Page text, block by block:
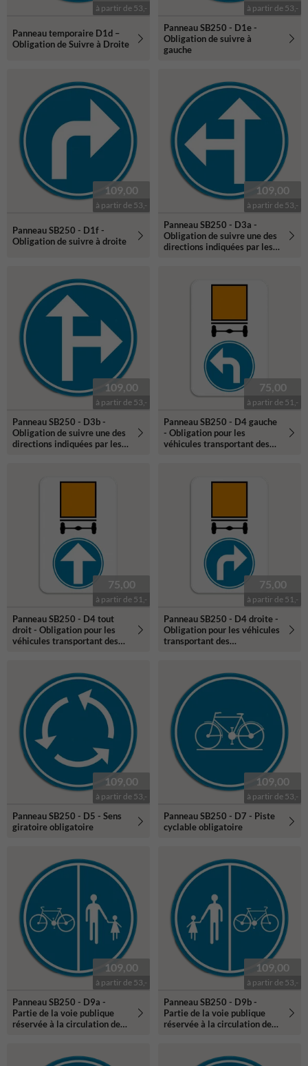
à partir de 53,-
Panneau temporaire D1d –
Obligation de Suivre à Droite
à partir de 53,-
Panneau SB250 - D1e -
Obligation de suivre à
gauche
109,00
à partir de 53,-
Panneau SB250 - D1f -
Obligation de suivre à droite
109,00
à partir de 53,-
Panneau SB250 - D3a -
Obligation de suivre une des
directions indiquées par les
109,00
à partir de 53,-
Panneau SB250 - D3b -
Obligation de suivre une des
directions indiquées par les
75,00
à partir de 51,-
Panneau SB250 - D4 gauche
- Obligation pour les
véhicules transportant des
75,00
à partir de 51,-
Panneau SB250 - D4 tout
droit - Obligation pour les
véhicules transportant des
indiquée par la flèche
75,00
à partir de 51,-
Panneau SB250 - D4 droite -
Obligation pour les véhicules
transportant des
indiquée par la flèche
109,00
à partir de 53,-
Panneau SB250 - D5 - Sens
giratoire obligatoire
109,00
à partir de 53,-
Panneau SB250 - D7 - Piste
cyclable obligatoire
109,00
à partir de 53,-
Panneau SB250 - D9a -
Partie de la voie publique
réservée à la circulation des
roues classe A
109,00
à partir de 53,-
Panneau SB250 - D9b -
Partie de la voie publique
réservée à la circulation des
roues classe A